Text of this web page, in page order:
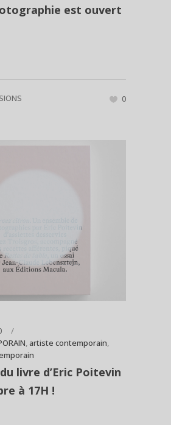
est ouvert
0
, artiste contemporain,
livre d’Eric Poitevin
à 17H !